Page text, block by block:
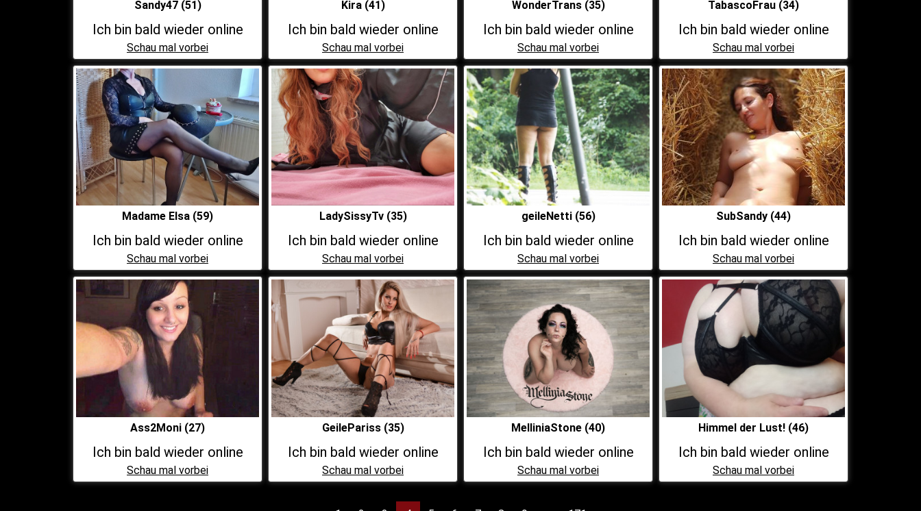
Sandy47 (51)
Ich bin bald wieder online
Schau mal vorbei
Kira (41)
Ich bin bald wieder online
Schau mal vorbei
WonderTrans (35)
Ich bin bald wieder online
Schau mal vorbei
TabascoFrau (34)
Ich bin bald wieder online
Schau mal vorbei
Madame Elsa (59)
Ich bin bald wieder online
Schau mal vorbei
LadySissyTv (35)
Ich bin bald wieder online
Schau mal vorbei
geileNetti (56)
Ich bin bald wieder online
Schau mal vorbei
SubSandy (44)
Ich bin bald wieder online
Schau mal vorbei
Ass2Moni (27)
Ich bin bald wieder online
Schau mal vorbei
GeilePariss (35)
Ich bin bald wieder online
Schau mal vorbei
MelliniaStone (40)
Ich bin bald wieder online
Schau mal vorbei
Himmel der Lust! (46)
Ich bin bald wieder online
Schau mal vorbei